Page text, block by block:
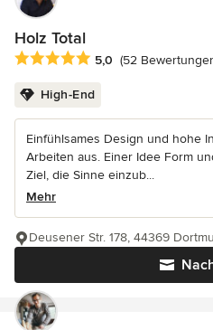
Holz Total
Durchschnittliche Bewertung: 5
5,0 (52
High-End
Einfühlsames Design und hohe
Arbeiten aus. Einer Idee Form
Ziel, die Sinne einzub...
Mehr
Deusener Str. 178, 44369